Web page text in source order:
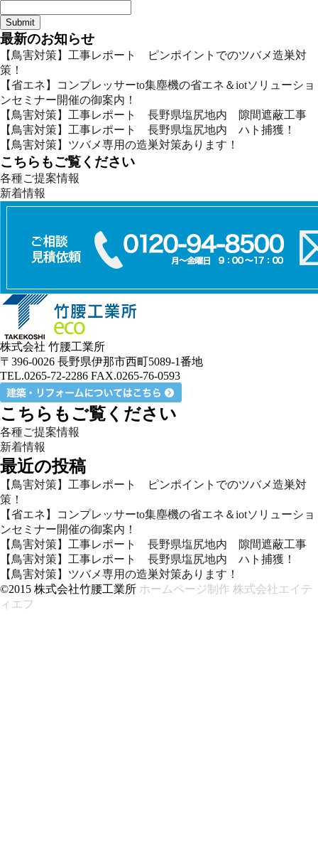
最新のお知らせ
【鳥害対策】工事レポート ピンポイントでのツバメ造巣対
策！
【省エネ】コンプレッサーto集塵機の省エネ＆iotソリューショ
ンセミナー開催の御案内！
【鳥害対策】工事レポート 長野県塩尻地内 隙間遮蔽工事
【鳥害対策】工事レポート 長野県塩尻地内 ハト捕獲！
【鳥害対策】ツバメ専用の造巣対策あります！
こちらもご覧ください
各種ご提案情報
新着情報
株式会社 竹腰工業所
〒396-0026 長野県伊那市西町5089-1番地
TEL.0265-72-2286 FAX.0265-76-0593
こちらもご覧ください
各種ご提案情報
新着情報
最近の投稿
【鳥害対策】工事レポート ピンポイントでのツバメ造巣対
策！
【省エネ】コンプレッサーto集塵機の省エネ＆iotソリューショ
ンセミナー開催の御案内！
【鳥害対策】工事レポート 長野県塩尻地内 隙間遮蔽工事
【鳥害対策】工事レポート 長野県塩尻地内 ハト捕獲！
【鳥害対策】ツバメ専用の造巣対策あります！
©2015 株式会社竹腰工業所 ホームページ制作 株式会社エイテ
ィエフ